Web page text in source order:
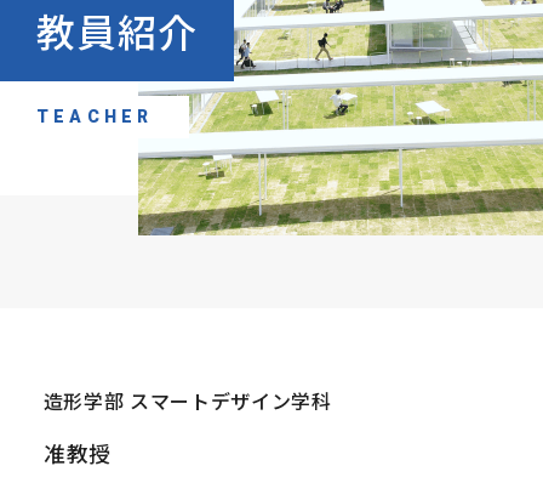
教員紹介
TEACHER
造形学部 スマートデザイン学科
准教授